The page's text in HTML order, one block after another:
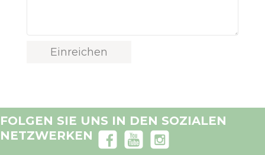
FOLGEN SIE UNS IN DEN SOZIALEN
NETZWERKEN